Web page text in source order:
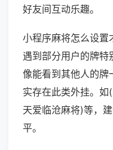
好友间互动乐趣。
小程序麻将怎么设置
遇到部分用户的牌特
像能看到其他人的牌
实存在此类外挂。如
天爱临沧麻将)等，
平。